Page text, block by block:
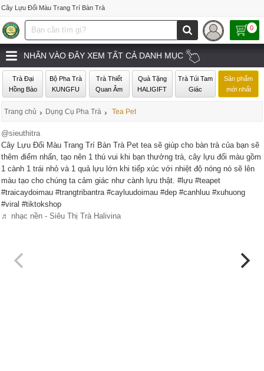
Cây Lựu Đổi Màu Trang Trí Bàn Trà
0
NHẤN VÀO ĐÂY XEM TẤT CẢ DANH MỤC
Trà Đại
Hồng Bào
Bộ Pha Trà
KUNGFU
Trà Thiết
Quan Âm
Quà Tặng
HALIGIFT
Trà Túi Tam
Giác
Sản phẩm
mới nhất
Trang chủ › Dụng Cụ Pha Trà › Tea Pet
@sieuthitra
Cây Lựu Đổi Màu Trang Trí Bàn Trà Pet tea sẽ giúp cho bàn trà của bạn sẽ
thêm điểm nhấn, tạo nên 1 thú vui khi bạn thưởng trà, cây lựu đổi màu gồm
1 cành 1 trái nhỏ và 1 quả lựu lớn khi tiếp xúc với nhiệt độ nóng nó sẽ lên
màu tạo cho chúng ta cảm giác như cành lựu thật. #lựu #teapet
#traicaydoimau #trangtribantra #cayluudoimau #dep #canhluu #xuhuong
#viral #tiktokshop
♬ nhạc nền - Siêu Thị Trà Halivina